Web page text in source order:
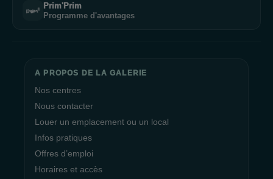
Prim'Prim
Programme d'avantages
A PROPOS DE LA GALERIE
Nos centres
Nous contacter
Louer un emplacement ou un local
Infos pratiques
Offres d’emploi
Horaires et accès